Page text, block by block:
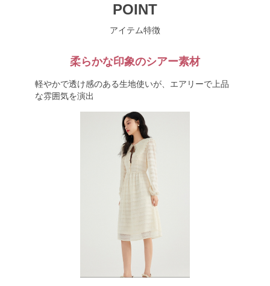
POINT
アイテム特徴
柔らかな印象のシアー素材
軽やかで透け感のある生地使いが、エアリーで上品
な雰囲気を演出